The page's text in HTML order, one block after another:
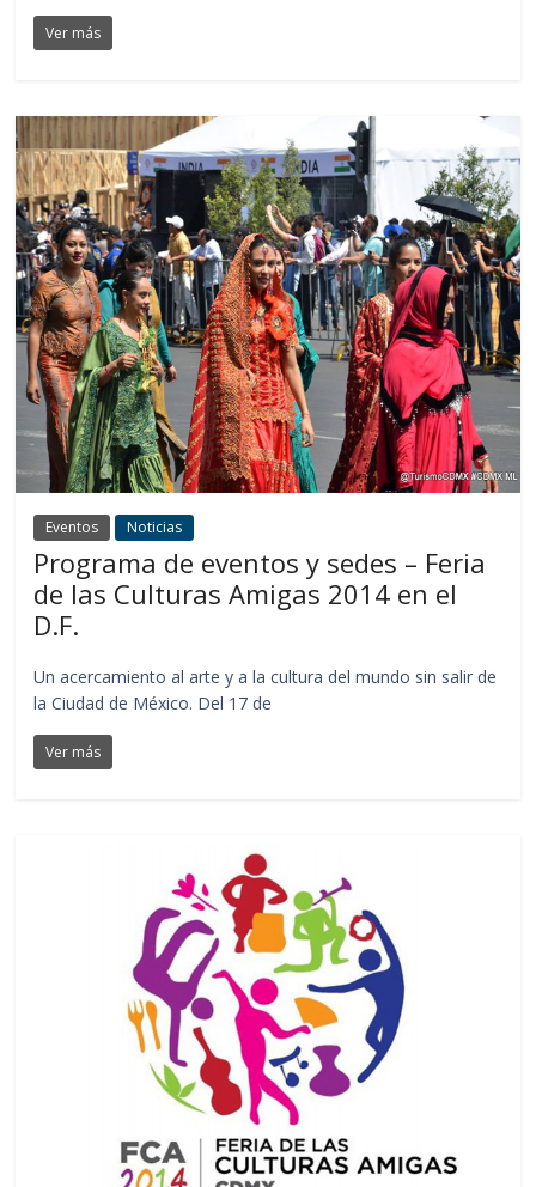
Ver más
Eventos Noticias
Programa de eventos y sedes – Feria
de las Culturas Amigas 2014 en el
D.F.
Un acercamiento al arte y a la cultura del mundo sin salir de
la Ciudad de México. Del 17 de
Ver más